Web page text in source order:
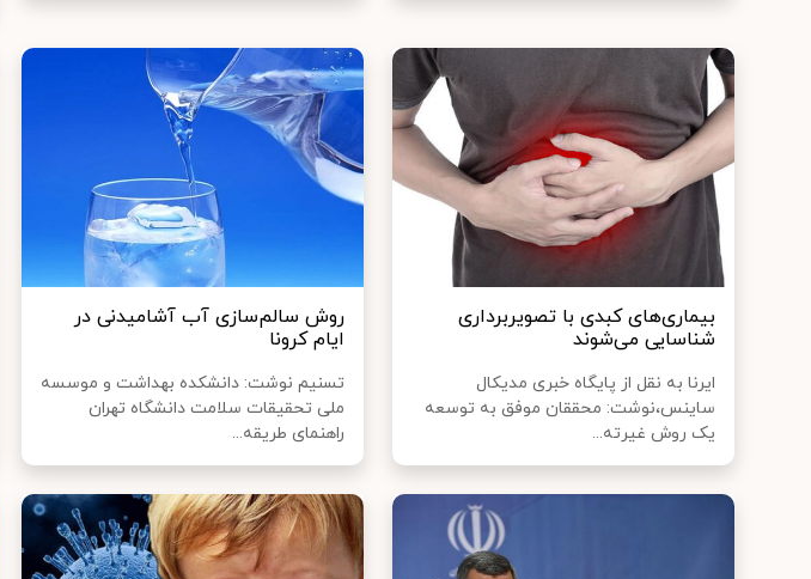
بیماری‌های کبدی با تصویربرداری
شناسایی می‌شوند
ایرنا به نقل از پایگاه خبری مدیکال
ساینس،نوشت: محققان موفق به توسعه
یک روش غیرته...
روش سالم‌سازی آب آشامیدنی در
ایام کرونا
تسنیم نوشت: دانشکده بهداشت و موسسه
ملی تحقیقات سلامت دانشگاه تهران
راهنمای طریقه...